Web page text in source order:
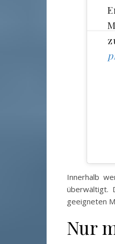
Innerhalb
überwältigt.
geeigneten
Nur